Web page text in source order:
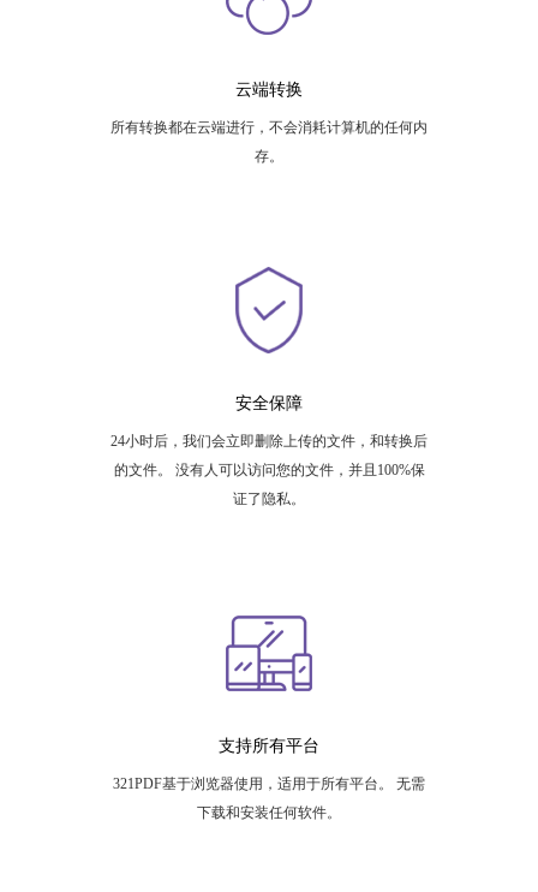
云端转换
所有转换都在云端进行，不会消耗计算机的任何内
存。
安全保障
24小时后，我们会立即删除上传的文件，和转换后
的文件。 没有人可以访问您的文件，并且100%保
证了隐私。
支持所有平台
321PDF基于浏览器使用，适用于所有平台。 无需
下载和安装任何软件。